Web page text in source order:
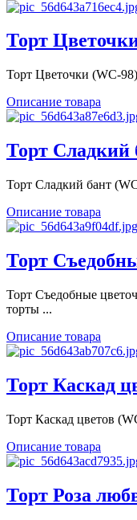
Торт
Торт Цветочки (WC-
Описание товара
Торт Сладкий
Торт Сладкий бант
Описание товара
Торт
Торт Съедобные
торты ...
Описание товара
Торт Каскад
Торт Каскад цветов
Описание товара
Торт Роза